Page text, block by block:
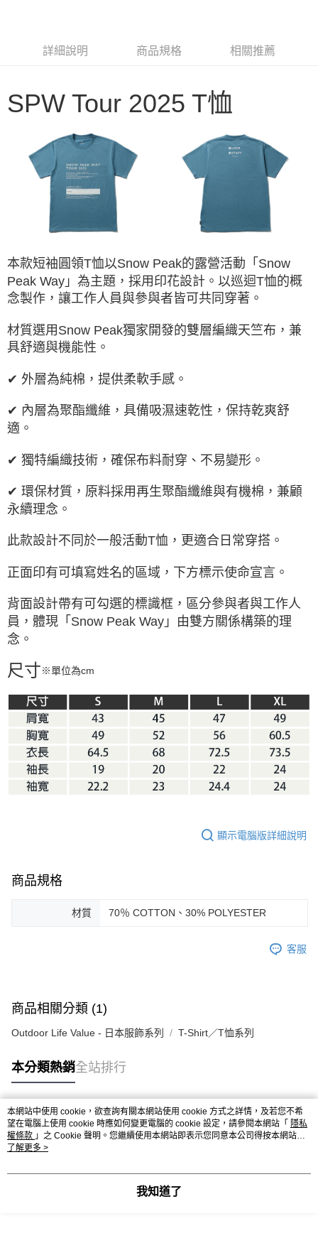
上海商業儲蓄銀行
台北富邦商業銀行
匯豐（台灣）商業銀行
華泰商業銀行
聯邦商業銀行
遠東國際商業銀行
玉山商業銀行
星展（台灣）商業銀行
台新國際商業銀行
中國信託商業銀行
台灣樂天信用卡公司
合作金庫商業銀行
第一商業銀行
兆豐國際商業銀行
臺灣中小企業銀行
台中商業銀行
聯邦商業銀行
遠東國際商業銀行
元大商業銀行
永豐商業銀行
玉山商業銀行
星展（台灣）商業銀行
台新國際商業銀行
中國信託商業銀行
台灣樂天信用卡公司
LINE Pay
Google Pay
相關說明
【關於「AFTEE先享後付」】
AFTEE先享後付是「在收到商品之後才付款」的支付方式。 讓您購物簡單
便利好安心！
１．簡單：不需註冊會員、不需綁卡、不需儲值。
２．便利：只要手機號碼，簡訊認證，即可結帳。
３．安心：先確認商品／服務後，再付款。
１．於結帳方式選擇「AFTEE先享後付」後，將跳轉至「AFTEE先享後付」
結帳頁面，進行簡訊認證並確認金額後，即可完成結帳。
２．訂單成立數日內，您將收到繳費通知簡訊。
３．收到繳費通知簡訊後14天內，點擊此簡訊中的連結，可透過四大超商／
※ 請注意：結帳手續完成當下不需立刻繳費，但若您需要取消訂單，請聯絡
購買商品的店家。未經商家同意取消之訂單仍視為有效，需透過AFTEE先享
後付繳納相關費用。
是否繳費成功／繳費後需取消欲退款等相關疑問，請聯繫「AFTEE先享後付
【注意事項】
１．透過由恩沛科技股份有限公司提供之「AFTEE先享後付」服務完成之交
權轉讓予恩沛科技股份有限公司。
２．關於個人資料處理事宜，請瀏覽以下網址：
３．未成年的使用者請事先徵得法定代理人或監護人之同意方可使用
「AFTEE先享後付」，若未經同意申辦者引起之損失，本公司不負相關責
４．使用「AFTEE先享後付」時，將依據個別帳號之用戶狀況，依本公司即
時審查核予不同之上限額度；若仍有額度不足之情形，本公司將視審查結果
５．嚴禁一人註冊多個帳號或使用他人資訊註冊。若發現惡意使用之情形，
運送方式
每筆NT$100，滿NT$2,000(含以上)免運費
詳細說明 商品規格 相關推薦
SPW Tour 2025 T恤
本款短袖圓領T恤以Snow Peak的露營活動「Snow
Peak Way」為主題，採用印花設計。以巡迴T恤的概
念製作，讓工作人員與參與者皆可共同穿著。
材質選用Snow Peak獨家開發的雙層編織天竺布，兼
具舒適與機能性。
✔ 外層為純棉，提供柔軟手感。
✔ 內層為聚酯纖維，具備吸濕速乾性，保持乾爽舒
適。
✔ 獨特編織技術，確保布料耐穿、不易變形。
✔ 環保材質，原料採用再生聚酯纖維與有機棉，兼顧
永續理念。
此款設計不同於一般活動T恤，更適合日常穿搭。
正面印有可填寫姓名的區域，下方標示使命宣言。
背面設計帶有可勾選的標識框，區分參與者與工作人
員，體現「Snow Peak Way」由雙方關係構築的理
念。
尺寸※單位為cm
顯示電腦版詳細說明
商品規格
材質 70％ COTTON、30% POLYESTER
客服
商品相關分類 (1)
Outdoor Life Value - 日本服飾系列 T-Shirt／T恤系列
本分類熱銷全站排行
熱門標籤
本網站中使用 cookie，欲查詢有關本網站使用 cookie 方式之詳情，及若您不希
望在電腦上使用 cookie 時應如何變更電腦的 cookie 設定，請參閱本網站「 隱私
權條款 」之 Cookie 聲明。您繼續使用本網站即表示您同意本公司得按本網站使
用條款之 Cookie 聲明使用 cookie。
了解更多 >
我知道了